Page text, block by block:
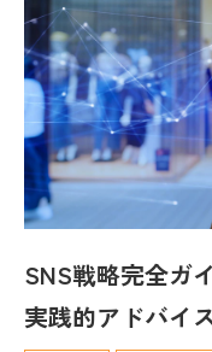
SNS戦略完全ガ
実践的アドバイ